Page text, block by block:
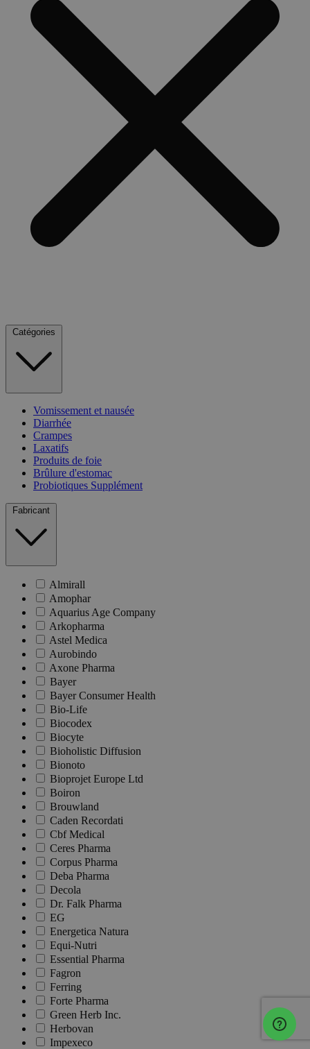
Catégories
Vomissement et nausée
Diarrhée
Crampes
Laxatifs
Produits de foie
Brûlure d'estomac
Probiotiques Supplément
Fabricant
Almirall
Amophar
Aquarius Age Company
Arkopharma
Astel Medica
Aurobindo
Axone Pharma
Bayer
Bayer Consumer Health
Bio-Life
Biocodex
Biocyte
Bioholistic Diffusion
Bionoto
Bioprojet Europe Ltd
Boiron
Brouwland
Caden Recordati
Cbf Medical
Ceres Pharma
Corpus Pharma
Deba Pharma
Decola
Dr. Falk Pharma
EG
Energetica Natura
Equi-Nutri
Essential Pharma
Fagron
Ferring
Forte Pharma
Green Herb Inc.
Herbovan
Impexeco